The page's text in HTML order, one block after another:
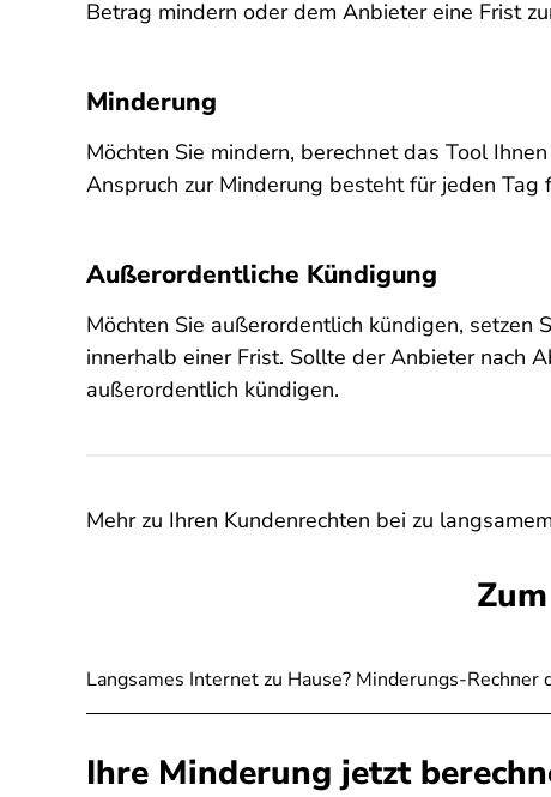
Betrag mindern oder dem Anbieter eine Frist
Minderung
Möchten Sie mindern, berechnet das Tool
Anspruch zur Minderung besteht für jeden
Außerordentliche Kündigung
Möchten Sie außerordentlich kündigen,
innerhalb einer Frist. Sollte der Anbieter nach
außerordentlich kündigen.
Mehr zu Ihren Kundenrechten bei zu
Langsames Internet zu Hause? Minderungs-Rechner
Ihre Minderung jetzt